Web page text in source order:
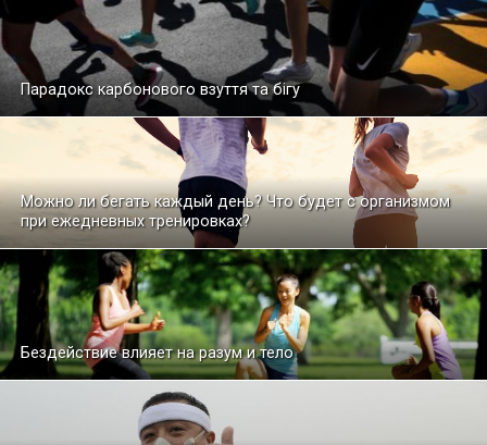
Парадокс карбонового взуття та бігу
Можно ли бегать каждый день? Что будет с организмом
при ежедневных тренировках?
Бездействие влияет на разум и тело